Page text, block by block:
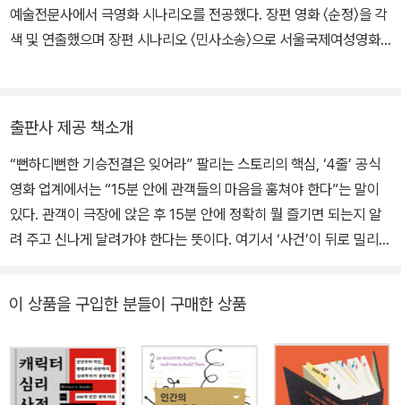
예술전문사에서 극영화 시나리오를 전공했다. 장편 영화 〈순정〉을 각
색 및 연출했으며 장편 시나리오 〈민사소송〉으로 서울국제여성영화
이다.
출판사 제공 책소개
“뻔하디뻔한 기승전결은 잊어라” 팔리는 스토리의 핵심, ‘4줄’ 공식
영화 업계에서는 “15분 안에 관객들의 마음을 훔쳐야 한다”는 말이
있다. 관객이 극장에 앉은 후 15분 안에 정확히 뭘 즐기면 되는지 알
려 주고 신나게 달려가야 한다는 뜻이다. 여기서 ‘사건’이 뒤로 밀리면
로 기승전결 구조에 맞춰 글을 쓴다는 데 있다. 우리가 흔히 아는 사건
은 외부에서 일어나는 뜻밖의 일을 뜻하지만, 이야기에서 사건은 주
인공의 ‘내적 자아에 일어나는 뜻밖의 일’을 말한다. 살다 보면 우연히
교통사고 현장을 목격하거나 이웃집에 도둑이 들었다는 엄청난 사건
이 상품을 구입한 분들이 구매한 상품